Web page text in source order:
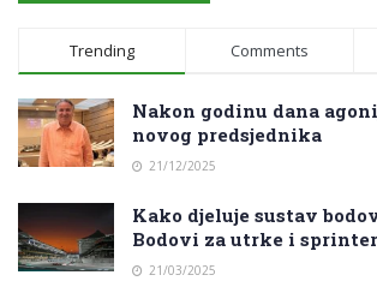
Trending Comments
Nakon godinu dana
novog predsjednika
21/12/2025
Kako djeluje sustav
Bodovi za utrke i
21/03/2025